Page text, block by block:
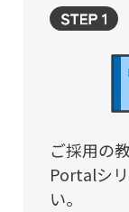
ご採用の
Portalシ
い。